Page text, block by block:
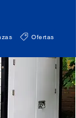
Ofertas